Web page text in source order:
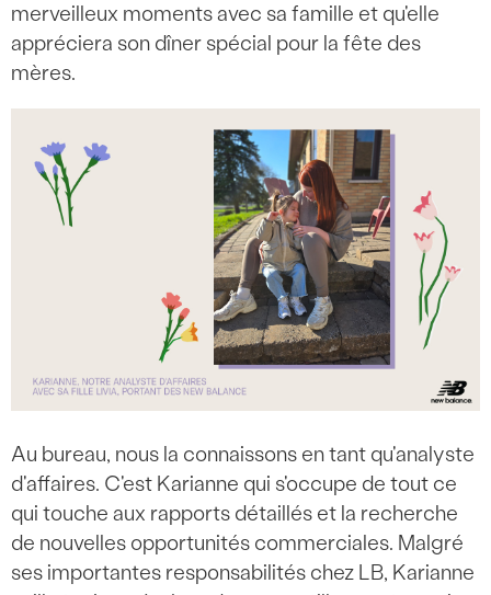
merveilleux moments avec sa famille et qu'elle
appréciera son dîner spécial pour la fête des
mères.
Au bureau, nous la connaissons en tant qu'analyste
d'affaires. C'est Karianne qui s'occupe de tout ce
qui touche aux rapports détaillés et la recherche
de nouvelles opportunités commerciales. Malgré
ses importantes responsabilités chez LB, Karianne